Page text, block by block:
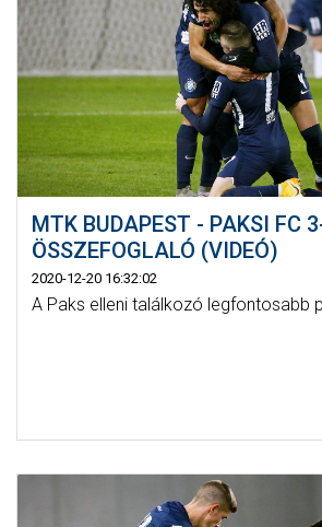
MTK BUDAPEST - PAKSI FC
ÖSSZEFOGLALÓ (VIDEÓ)
2020-12-20 16:32:02
A Paks elleni találkozó legfontosabb